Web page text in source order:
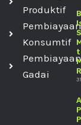
Produktif
Pembiayaan
Konsumtif
Pembiayaan
Gadai